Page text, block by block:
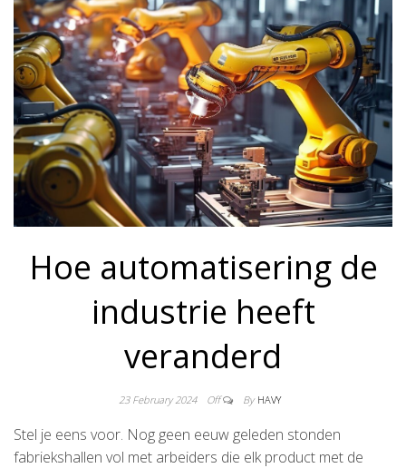
Hoe automatisering de
industrie heeft
veranderd
23 February 2024 Off By HAVY
Stel je eens voor. Nog geen eeuw geleden stonden
fabriekshallen vol met arbeiders die elk product met de